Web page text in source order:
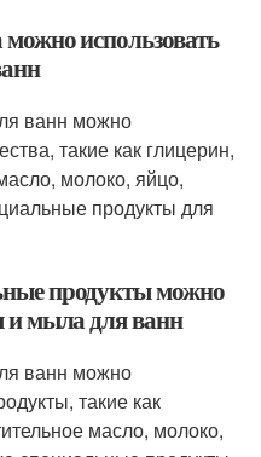
использовать
ванн можно
такие как глицерин,
молоко, яйцо,
продукты для
продукты можно
и мыла для ванн
ванн можно
такие как
масло, молоко,